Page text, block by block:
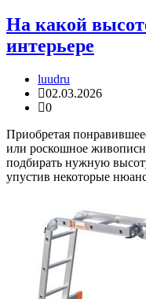
На какой
интерьере
luudru
02.03.2026
0
Приобретая
или роскошное
подбирать нужную
упустив некоторые